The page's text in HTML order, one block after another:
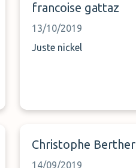
francoise gattaz
13/10/2019
Juste nickel
Christophe Berther
14/09/2019